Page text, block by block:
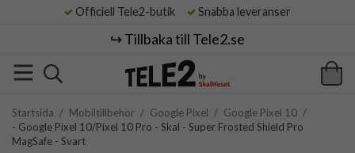
Officiell Tele2-butik Snabba leveranser
↪️ Tillbaka till Tele2.se
Startsida / Mobiltillbehör / Google Pixel / Google Pixel 10 /
- Google Pixel 10/Pixel 10 Pro - Skal - Super Frosted Shield Pro
MagSafe - Svart